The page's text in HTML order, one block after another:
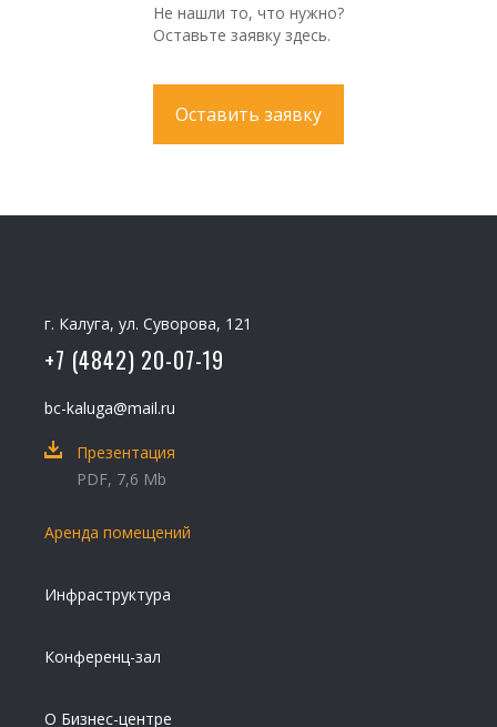
Не нашли то, что нужно?
Оставьте заявку здесь.
Оставить заявку
г. Калуга, ул. Суворова, 121
+7 (4842) 20-07-19
bc-kaluga@mail.ru
Презентация
PDF, 7,6 Mb
Аренда помещений
Инфраструктура
Конференц-зал
О Бизнес-центре